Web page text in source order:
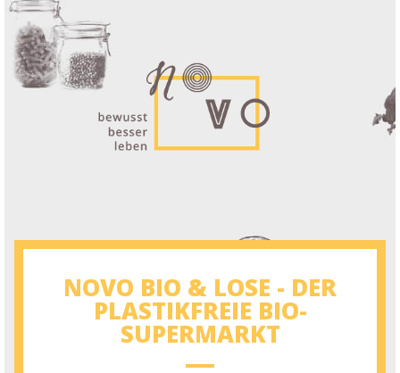
NOVO BIO & LOSE - DER
PLASTIKFREIE BIO-
SUPERMARKT